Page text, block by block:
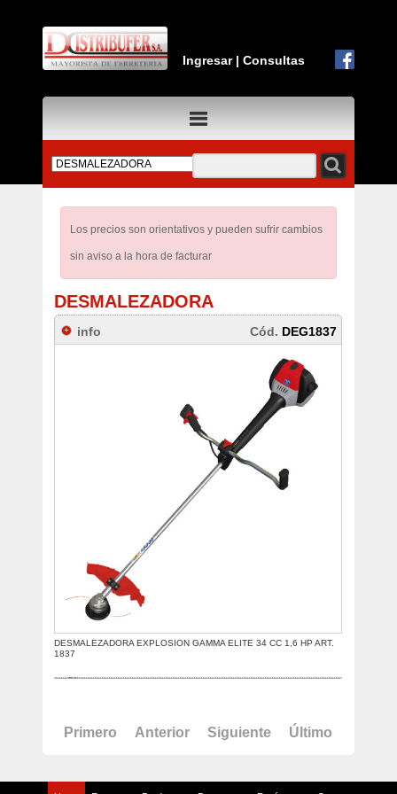
Ingresar|Consultas
Los precios son orientativos y pueden sufrir cambios
sin aviso a la hora de facturar
DESMALEZADORA
info Cód. DEG1837
DESMALEZADORA EXPLOSION GAMMA ELITE 34 CC 1,6 HP ART.
1837
Primero Anterior Siguiente Último